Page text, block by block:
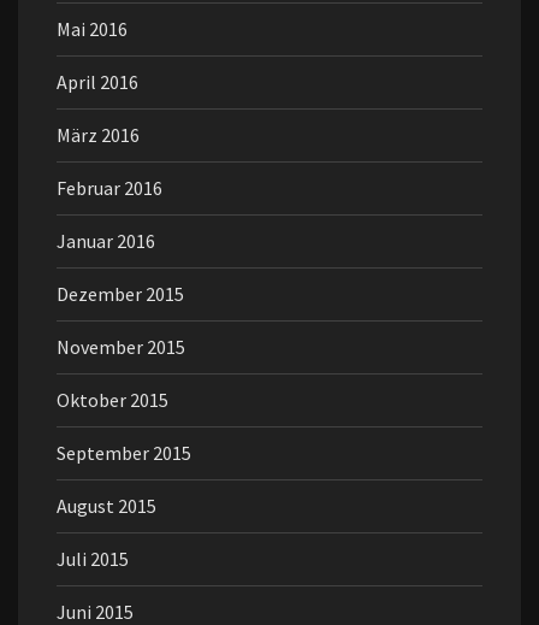
Mai 2016
April 2016
März 2016
Februar 2016
Januar 2016
Dezember 2015
November 2015
Oktober 2015
September 2015
August 2015
Juli 2015
Juni 2015